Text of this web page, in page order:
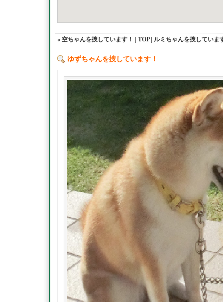
« 空ちゃんを捜しています！ TOP| ルミちゃんを捜していま
ゆずちゃんを捜しています！